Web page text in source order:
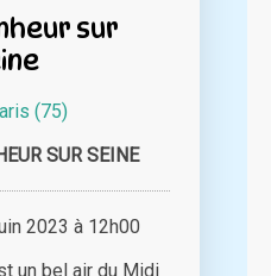
sur
(75)
SUR SEINE
2023 à 12h00
un bel air du Midi